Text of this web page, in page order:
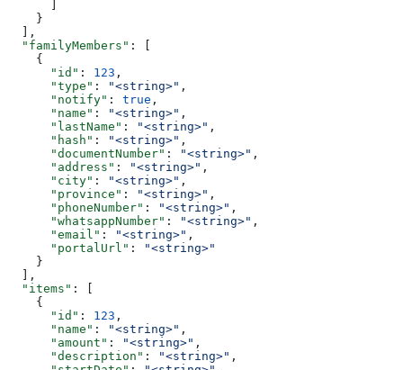
    }
  ],
  "familyMembers"
: [
    {
      "id"
: 123 ,
      "type"
: "<string>" ,
      "notify"
: true ,
      "name"
: "<string>" ,
      "lastName"
: "<string>" ,
      "hash"
: "<string>" ,
      "documentNumber"
: "<string>" ,
      "address"
: "<string>" ,
      "city"
: "<string>" ,
      "province"
: "<string>" ,
      "phoneNumber"
: "<string>" ,
      "whatsappNumber"
: "<string>" ,
      "email"
: "<string>" ,
      "portalUrl"
:
"<string>"
    }
  ],
  "items"
: [
    {
      "id"
: 123 ,
      "name"
: "<string>" ,
      "amount"
: "<string>" ,
      "description"
: "<string>" ,